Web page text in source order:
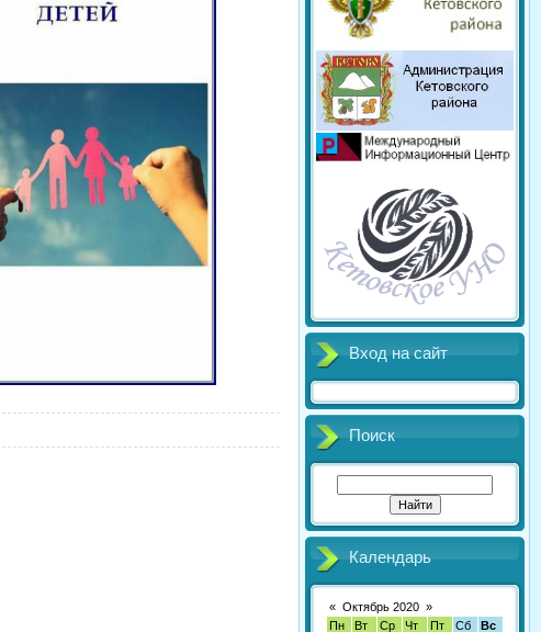
Вход на сайт
Поиск
Календарь
« Октябрь 2020 »
Пн
Вт Ср Чт Пт Сб
Вс